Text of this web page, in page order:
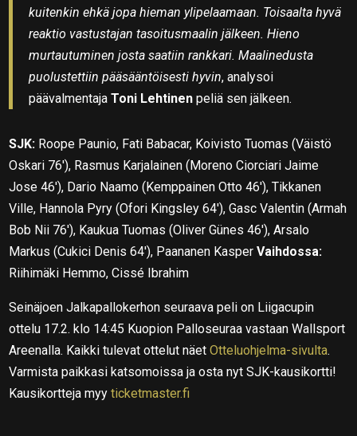
kuitenkin ehkä jopa hieman ylipelaamaan. Toisaalta hyvä
reaktio vastustajan tasoitusmaalin jälkeen. Hieno
murtautuminen josta saatiin rankkari. Maalinedusta
puolustettiin pääsääntöisesti hyvin, analysoi
päävalmentajaToni Lehtinen peliä sen jälkeen.
SJK: Roope Paunio, Fati Babacar, Koivisto Tuomas (Väistö
Oskari 76′), Rasmus Karjalainen (Moreno Ciorciari Jaime
Jose 46′), Dario Naamo (Kemppainen Otto 46′), Tikkanen
Ville, Hannola Pyry (Ofori Kingsley 64′), Gasc Valentin (Armah
Bob Nii 76′), Kaukua Tuomas (Oliver Günes 46′), Arsalo
Markus (Cukici Denis 64′), Paananen KasperVaihdossa:
Riihimäki Hemmo, Cissé Ibrahim
Seinäjoen Jalkapallokerhon seuraava peli on Liigacupin
ottelu 17.2. klo 14:45 Kuopion Palloseuraa vastaan Wallsport
Areenalla. Kaikki tulevat ottelut näetOtteluohjelma-sivulta.
Varmista paikkasi katsomoissa ja osta nyt SJK-kausikortti!
Kausikortteja myyticketmaster.fi